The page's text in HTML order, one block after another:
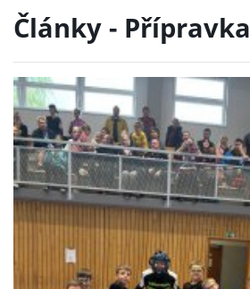
Články - Přípravka